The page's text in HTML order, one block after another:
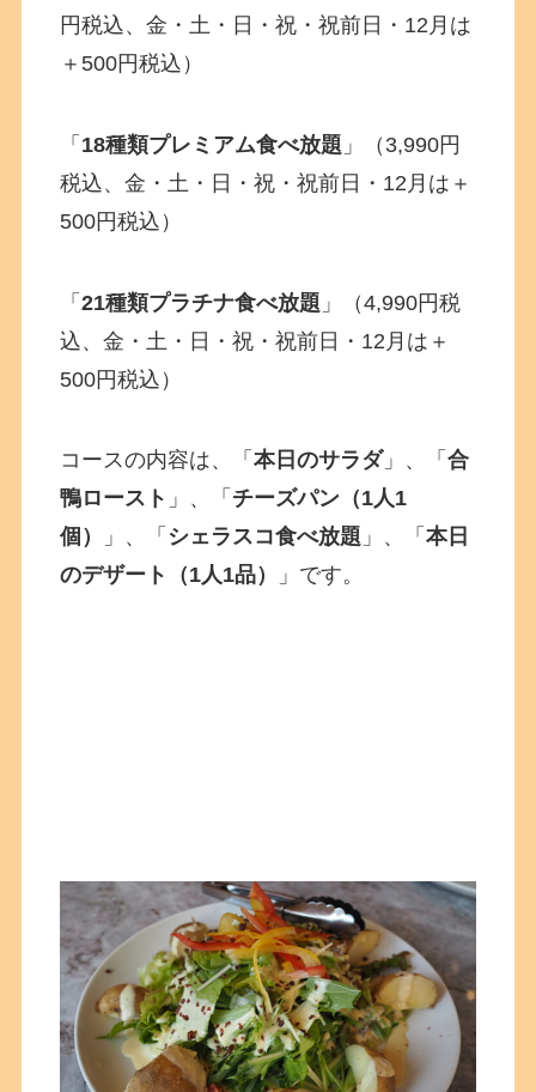
円税込、金・土・日・祝・祝前日・12月は
＋500円税込）
「 18種類プレミアム食べ放題 」（3,990円
税込、金・土・日・祝・祝前日・12月は＋
500円税込）
「21種類プラチナ食べ放題 」（4,990円税
込、金・土・日・祝・祝前日・12月は＋
500円税込）
コースの内容は、「本日のサラダ」、「合
鴨ロースト 」、「 チーズパン（1人1
個）
」、「 シェラスコ食べ放題 」、「本日
のデザート（1人1品）
」です。